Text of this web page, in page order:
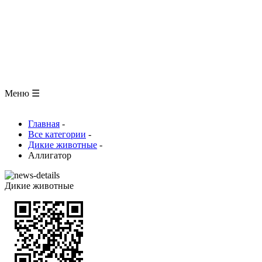
Меню ☰
Главная -
Все категории -
Дикие животные -
Аллигатор
Дикие животные